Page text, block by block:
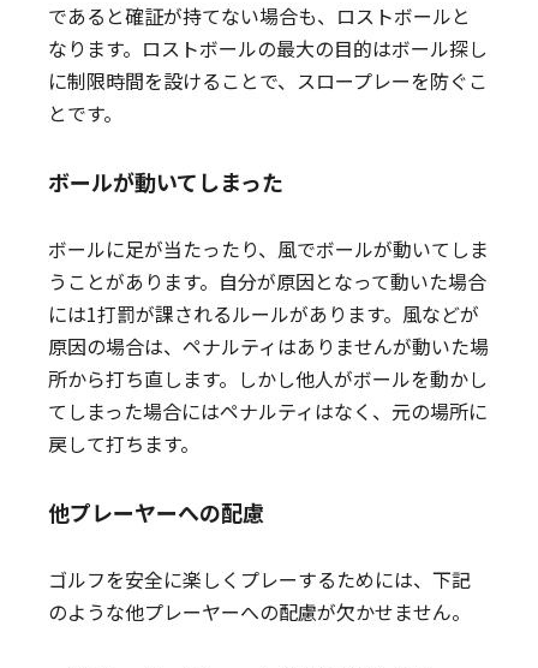
であると確証が持てない場合も、ロストボールと
なります。ロストボールの最大の目的はボール探し
に制限時間を設けることで、スロープレーを防ぐこ
とです。
ボールが動いてしまった
ボールに足が当たったり、風でボールが動いてしま
うことがあります。自分が原因となって動いた場合
には1打罰が課されるルールがあります。風などが
原因の場合は、ペナルティはありませんが動いた場
所から打ち直します。しかし他人がボールを動かし
てしまった場合にはペナルティはなく、元の場所に
戻して打ちます。
他プレーヤーへの配慮
ゴルフを安全に楽しくプレーするためには、下記
のような他プレーヤーへの配慮が欠かせません。